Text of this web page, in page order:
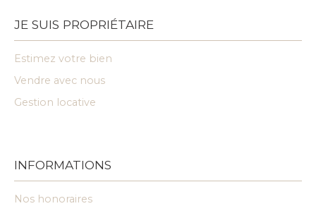
JE SUIS PROPRIÉTAIRE
Estimez votre bien
Vendre avec nous
Gestion locative
INFORMATIONS
Nos honoraires